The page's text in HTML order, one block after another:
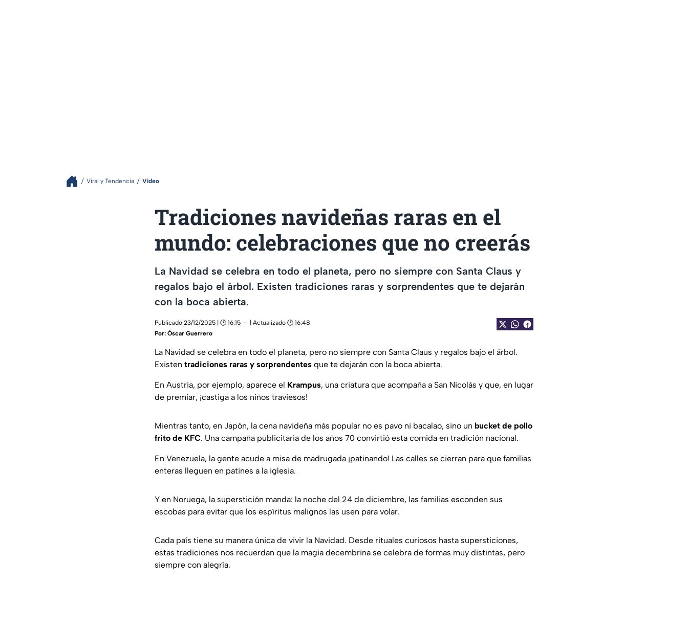
Viral y Tendencia Video
Tradiciones navideñas raras en el
mundo: celebraciones que no creerás
La Navidad se celebra en todo el planeta, pero no siempre con Santa Claus y
regalos bajo el árbol. Existen tradiciones raras y sorprendentes que te dejarán
con la boca abierta.
Publicado 23/12/2025 | 🕑 16:15
| Actualizado 🕑 16:48
Por: Óscar Guerrero
La Navidad se celebra en todo el planeta, pero no siempre con Santa Claus y regalos bajo el árbol.
Existen tradiciones raras y sorprendentes que te dejarán con la boca abierta.
En Austria, por ejemplo, aparece el Krampus, una criatura que acompaña a San Nicolás y que, en lugar
de premiar, ¡castiga a los niños traviesos!
Mientras tanto, en Japón, la cena navideña más popular no es pavo ni bacalao, sino un bucket de pollo
frito de KFC. Una campaña publicitaria de los años 70 convirtió esta comida en tradición nacional.
En Venezuela, la gente acude a misa de madrugada ¡patinando! Las calles se cierran para que familias
enteras lleguen en patines a la iglesia.
Y en Noruega, la superstición manda: la noche del 24 de diciembre, las familias esconden sus
escobas para evitar que los espíritus malignos las usen para volar.
Cada país tiene su manera única de vivir la Navidad. Desde rituales curiosos hasta supersticiones,
estas tradiciones nos recuerdan que la magia decembrina se celebra de formas muy distintas, pero
siempre con alegría.